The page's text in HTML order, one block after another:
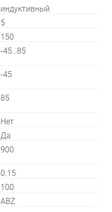
индуктивный
5
150
-45…85
-45
85
Нет
Да
900
0.15
100
ABZ